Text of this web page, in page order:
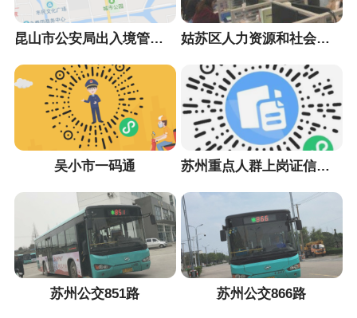
昆山市公安局出入境管理大队 姑苏区人力资源和社会保障局
吴小市一码通 苏州重点人群上岗证信息采集小程序
苏州公交851路 苏州公交866路